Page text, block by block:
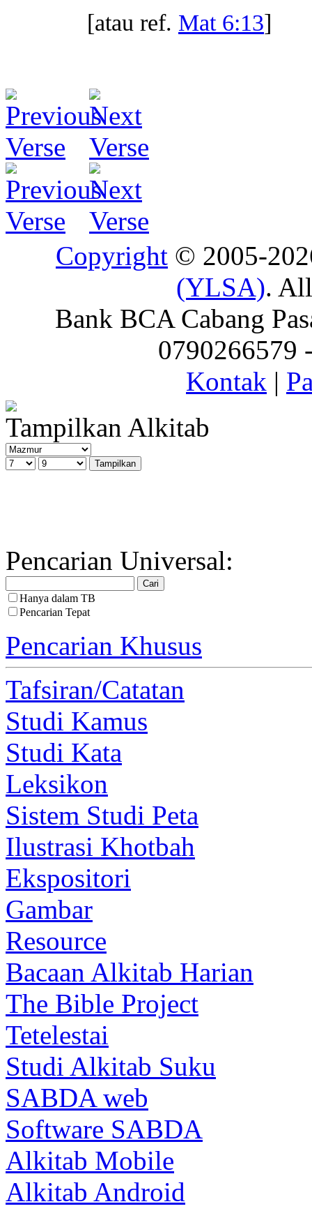
[atau ref. Mat 6:13]
Copyright © 2005-
(YLSA).
Bank BCA Cabang
0790266579
Kontak |
Tampilkan Alkitab
Pencarian Universal:
Hanya dalam TB
Pencarian Tepat
Pencarian Khusus
Tafsiran/Catatan
Studi Kamus
Studi Kata
Leksikon
Sistem Studi Peta
Ilustrasi Khotbah
Ekspositori
Gambar
Resource
Bacaan Alkitab Harian
The Bible Project
Tetelestai
Studi Alkitab Suku
SABDA web
Software SABDA
Alkitab Mobile
Alkitab Android